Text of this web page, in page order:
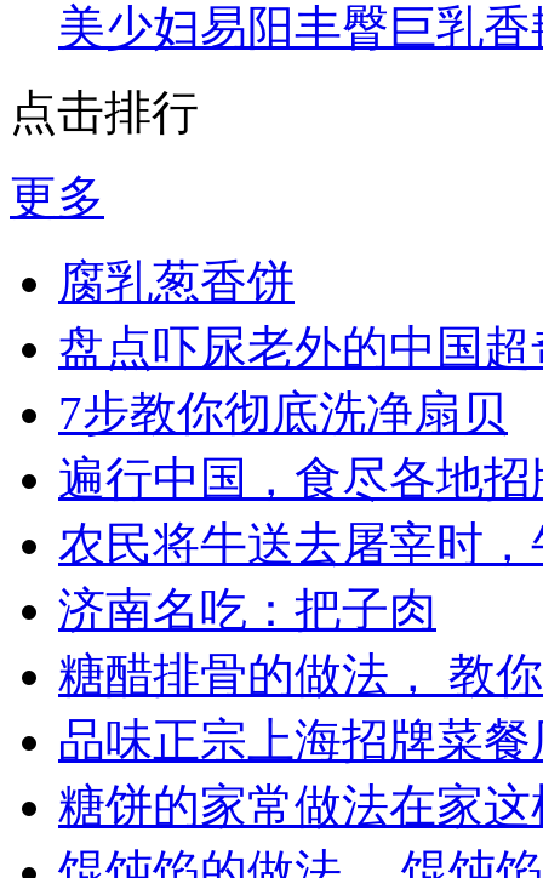
美少妇易阳丰臀巨乳
点击排行
更多
腐乳葱香饼
盘点吓尿老外的中国
7步教你彻底洗净扇贝
遍行中国，食尽各地招
农民将牛送去屠宰时
济南名吃：把子肉
糖醋排骨的做法， 教
品味正宗上海招牌菜
糖饼的家常做法在家